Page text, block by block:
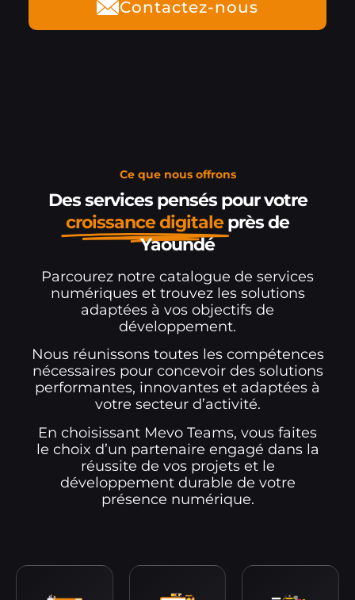
Contactez-nous
Ce que nous offrons
Des services pensés pour votre
croissance digitale près de
Yaoundé
Parcourez notre catalogue de services
numériques et trouvez les solutions
adaptées à vos objectifs de
développement.
Nous réunissons toutes les compétences
nécessaires pour concevoir des solutions
performantes, innovantes et adaptées à
votre secteur d’activité.
En choisissant Mevo Teams, vous faites
le choix d’un partenaire engagé dans la
réussite de vos projets et le
développement durable de votre
présence numérique.